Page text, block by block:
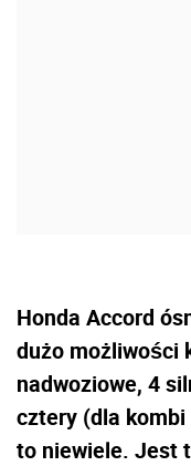
Honda Accord
dużo możliwości
nadwoziowe, 4
cztery (dla
to niewiele. Jest